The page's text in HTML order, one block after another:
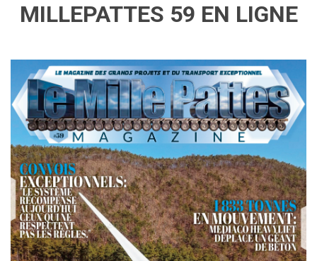
MILLEPATTES 59 EN LIGNE